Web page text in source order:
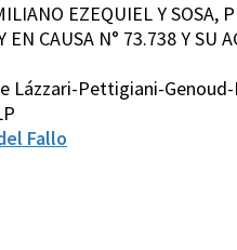
EZEQUIEL Y SOSA,
EN CAUSA N° 73.738 Y SU
Lázzari-Pettigiani-
Fallo